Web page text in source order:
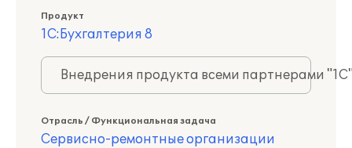
Продукт
1С:Бухгалтерия 8
Внедрения продукта всеми партнерами
Отрасль / Функциональная задача
Сервисно-ремонтные организации